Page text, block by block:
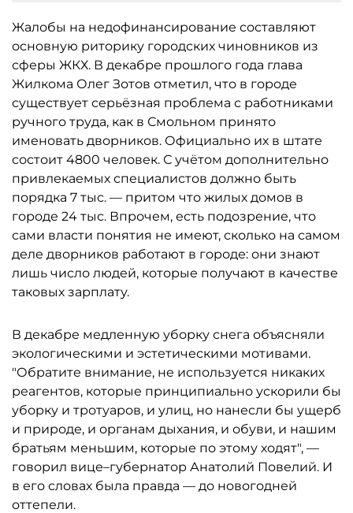
Жалобы на недофинансирование составляют
основную риторику городских чиновников из
сферы ЖКХ. В декабре прошлого года глава
Жилкома Олег Зотов отметил, что в городе
существует серьёзная проблема с работниками
ручного труда, как в Смольном принято
именовать дворников. Официально их в штате
состоит 4800 человек. С учётом дополнительно
привлекаемых специалистов должно быть
порядка 7 тыс. — притом что жилых домов в
городе 24 тыс. Впрочем, есть подозрение, что
сами власти понятия не имеют, сколько на самом
деле дворников работают в городе: они знают
лишь число людей, которые получают в качестве
таковых зарплату.
В декабре медленную уборку снега объясняли
экологическими и эстетическими мотивами.
"Обратите внимание, не используется никаких
реагентов, которые принципиально ускорили бы
уборку и тротуаров, и улиц, но нанесли бы ущерб
и природе, и органам дыхания, и обуви, и нашим
братьям меньшим, которые по этому ходят", —
говорил вице–губернатор Анатолий Повелий. И
в его словах была правда — до новогодней
оттепели.